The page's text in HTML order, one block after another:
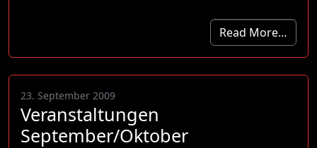
Read More…
23. September 2009
Veranstaltungen
September/Oktober